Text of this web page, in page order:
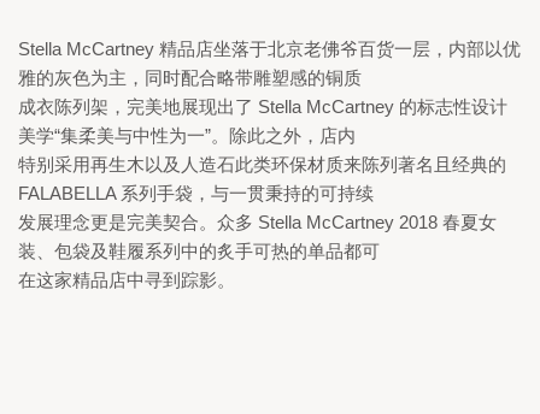
Stella McCartney 精品店坐落于北京老佛爷百货一层，内部以优
雅的灰色为主，同时配合略带雕塑感的铜质
成衣陈列架，完美地展现出了 Stella McCartney 的标志性设计
美学“集柔美与中性为一”。
除此之外，店内
FALABELLA 系列手袋，与一贯秉持的可持续
发展理念更是完美契合。众多 Stella McCartney 2018 春夏女
装、包袋及鞋履系列中的炙手可热的单品都可
在这家精品店中寻到踪影。